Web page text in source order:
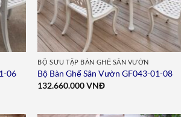
06
BỘ SƯU TẬP BÀN GHẾ SÂN VƯỜN
Bộ Bàn Ghế Sân Vườn GF043-01-08
132.660.000VNĐ